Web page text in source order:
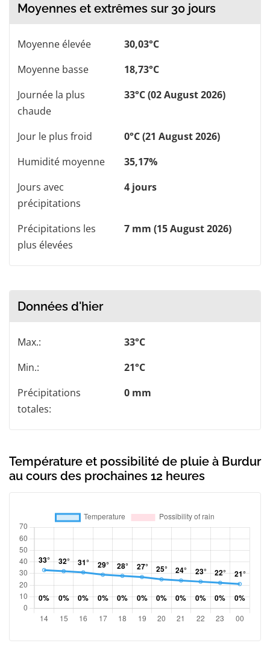
Moyennes et extrêmes sur 30 jours
Moyenne élevée
30,03°C
Moyenne basse
18,73°C
Journée la plus
chaude
33°C (02 August 2026)
Jour le plus froid
0°C (21 August 2026)
Humidité moyenne
35,17%
Jours avec
précipitations
4 jours
Précipitations les
plus élevées
7 mm (15 August 2026)
Données d'hier
Max.:
33°C
Min.:
21°C
Précipitations
totales:
0 mm
Température et possibilité de pluie à Burdur
au cours des prochaines 12 heures